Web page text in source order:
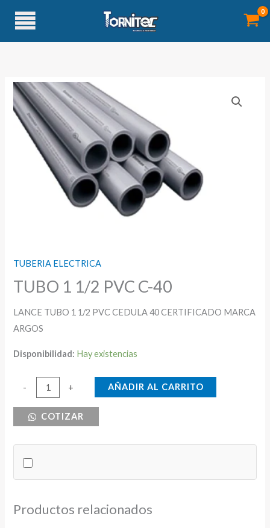
contenido
TUBERIA ELECTRICA
TUBO 1 1/2 PVC C-40
LANCE TUBO 1 1/2 PVC CEDULA 40 CERTIFICADO MARCA
ARGOS
Disponibilidad: Hay existencias
-
cantidad
+ AÑADIR AL CARRITO
COTIZAR
Productos relacionados